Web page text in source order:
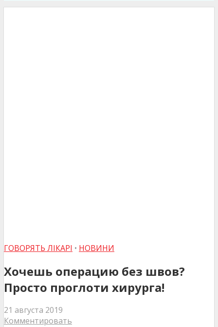
ГОВОРЯТЬ ЛІКАРІ • НОВИНИ
Хочешь операцию без швов?
Просто проглоти хирурга!
21 августа 2019
Комментировать